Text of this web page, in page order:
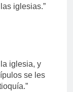
iglesias.”
iglesia, y
se les